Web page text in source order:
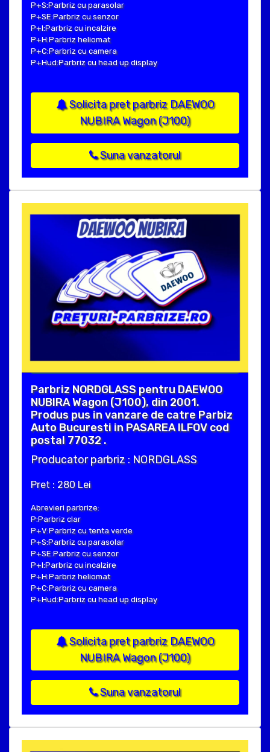
P+S:Parbriz cu parasolar
P+SE:Parbriz cu senzor
P+I:Parbriz cu incalzire
P+H:Parbriz heliomat
P+C:Parbriz cu camera
P+Hud:Parbriz cu head up display
Solicita pret parbriz DAEWOO
NUBIRA Wagon (J100)
Suna vanzatorul
Parbriz NORDGLASS pentru DAEWOO
NUBIRA Wagon (J100), din 2001.
Produs pus in vanzare de catre Parbiz
Auto Bucuresti in PASAREA ILFOV cod
postal 77032 .
Producator parbriz : NORDGLASS
Pret : 280 Lei
Abrevieri parbrize:
P:Parbriz clar
P+V:Parbriz cu tenta verde
P+S:Parbriz cu parasolar
P+SE:Parbriz cu senzor
P+I:Parbriz cu incalzire
P+H:Parbriz heliomat
P+C:Parbriz cu camera
P+Hud:Parbriz cu head up display
Solicita pret parbriz DAEWOO
NUBIRA Wagon (J100)
Suna vanzatorul